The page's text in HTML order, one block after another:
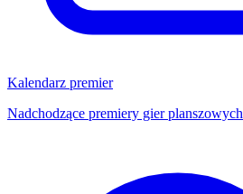
Kalendarz premier
Nadchodzące premiery gier planszowych